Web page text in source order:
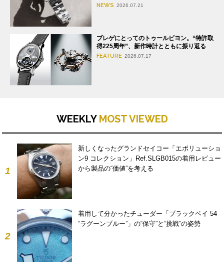
NEWS 2026.07.21
ブレゲにとってのトゥールビヨン。“特許取
得225周年”、新作時計とともに振り返る
FEATURE 2026.07.17
WEEKLY MOST VIEWED
1
新しくなったグランドセイコー「エボリューショ
ン9 コレクション」Ref.SLGB015の着用レビュー
から製品の“価値”を考える
2
着用して分かったチューダー「ブラックベイ 54
“ラグーンブルー”」の“保守”と“挑戦”の姿勢